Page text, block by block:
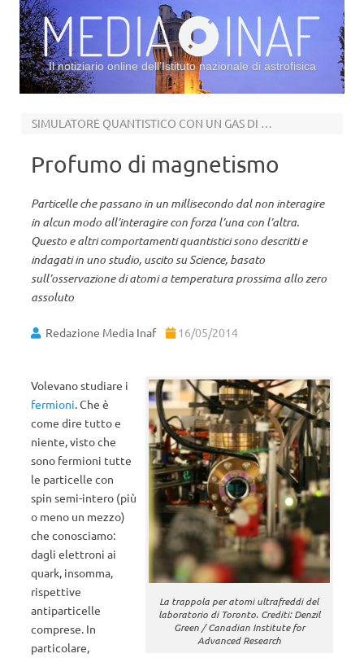
Il notiziario online dell’Istituto nazionale di astrofisica
SIMULATORE QUANTISTICO CON UN GAS DI FERMI
Profumo di magnetismo
Particelle che passano in un millisecondo dal non interagire
in alcun modo all’interagire con forza l’una con l’altra.
Questo e altri comportamenti quantistici sono descritti e
indagati in uno studio, uscito su Science, basato
sull’osservazione di atomi a temperatura prossima allo zero
assoluto
Redazione Media Inaf 16/05/2014
La trappola per atomi ultrafreddi del
laboratorio di Toronto. Crediti: Denzil
Green / Canadian Institute for
Advanced Research
Volevano studiare i
fermioni. Che è
come dire tutto e
niente, visto che
sono fermioni tutte
le particelle con
spin semi-intero (più
o meno un mezzo)
che conosciamo:
dagli elettroni ai
quark, insomma,
rispettive
antiparticelle
comprese. In
particolare,